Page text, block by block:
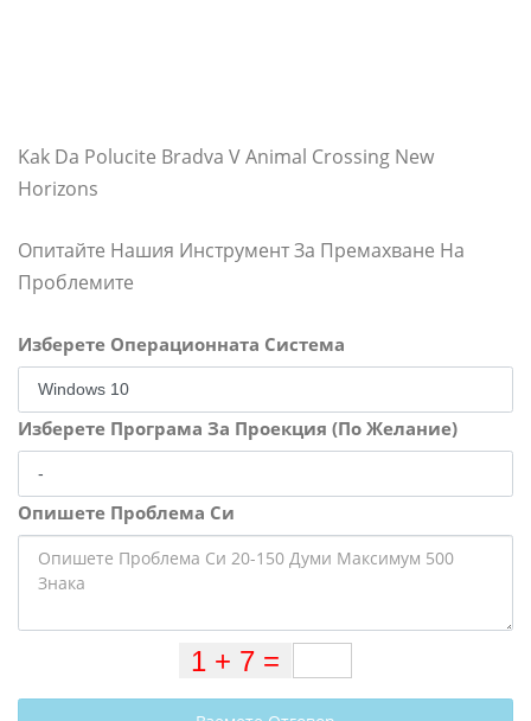
Kak Da Polucite Bradva V Animal Crossing New
Horizons
Опитайте Нашия Инструмент За Премахване На
Проблемите
Изберете Операционната Система
Изберете Програма За Проекция (По Желание)
Опишете Проблема Си